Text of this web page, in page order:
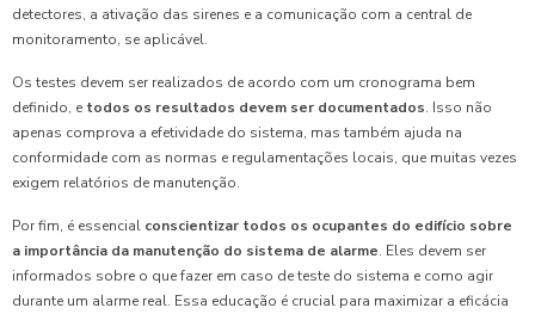
detectores, a ativação das sirenes e a comunicação com a central de
monitoramento, se aplicável.
Os testes devem ser realizados de acordo com um cronograma bem
definido, e todos os resultados devem ser documentados. Isso não
apenas comprova a efetividade do sistema, mas também ajuda na
conformidade com as normas e regulamentações locais, que muitas vezes
exigem relatórios de manutenção.
Por fim, é essencial conscientizar todos os ocupantes do edifício sobre
a importância da manutenção do sistema de alarme. Eles devem ser
informados sobre o que fazer em caso de teste do sistema e como agir
durante um alarme real. Essa educação é crucial para maximizar a eficácia